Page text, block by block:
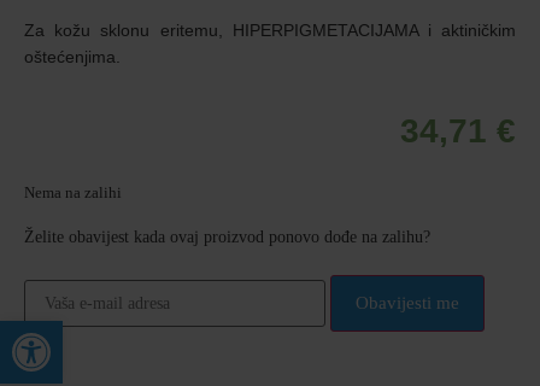
Za kožu sklonu eritemu, HIPERPIGMETACIJAMA i aktiničkim
oštećenjima.
34,71 €
Nema na zalihi
Želite obavijest kada ovaj proizvod ponovo dođe na zalihu?
Obavijesti me
Open toolbar